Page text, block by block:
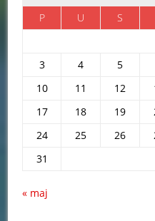
P
U S
3
4 5
10
11 12
17
18 19
24
25 26
31
« maj